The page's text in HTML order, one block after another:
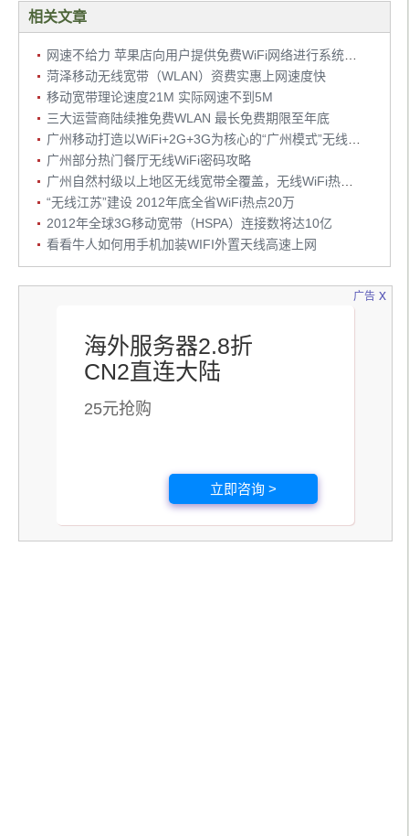
相关文章
菏泽移动无线宽带（WLAN）资费实惠上网速度快
移动宽带理论速度21M 实际网速不到5M
三大运营商陆续推免费WLAN 最长免费期限至年底
广州部分热门餐厅无线WiFi密码攻略
“无线江苏”建设 2012年底全省WiFi热点20万
2012年全球3G移动宽带（HSPA）连接数将达10亿
看看牛人如何用手机加装WIFI外置天线高速上网
广告
海外服务器2.8折
CN2直连大陆
25元抢购
立即咨询 >
x